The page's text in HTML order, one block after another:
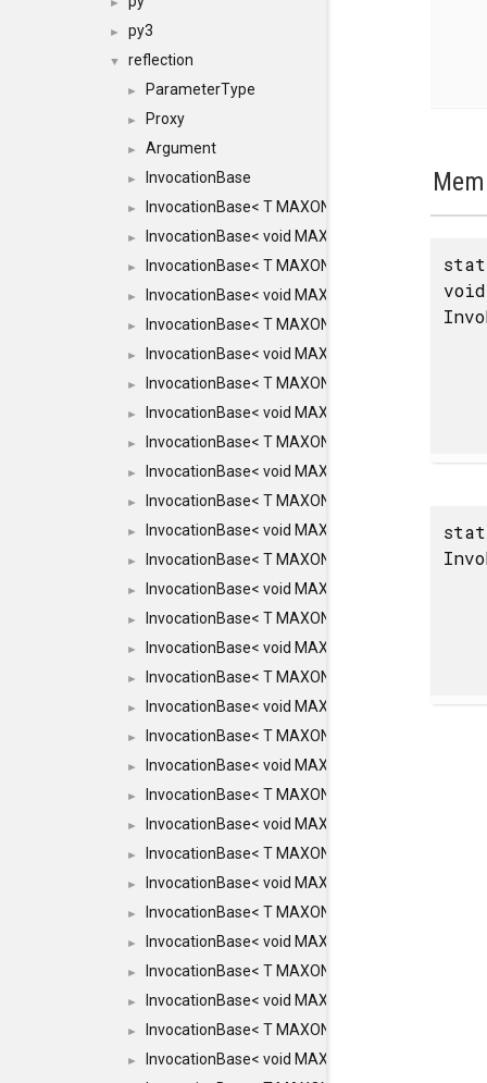
► py3
▼ reflection
► ParameterType
► Proxy
► Argument
► InvocationBase
► InvocationBase< T
► InvocationBase< void
► InvocationBase< T
► InvocationBase< void
► InvocationBase< T
► InvocationBase< void
► InvocationBase< T
► InvocationBase< void
► InvocationBase< T
► InvocationBase< void
► InvocationBase< T
► InvocationBase< void
► InvocationBase< T
► InvocationBase< void
► InvocationBase< T
► InvocationBase< void
► InvocationBase< T
► InvocationBase< void
► InvocationBase< T
► InvocationBase< void
► InvocationBase< T
► InvocationBase< void
► InvocationBase< T
► InvocationBase< void
► InvocationBase< T
► InvocationBase< void
► InvocationBase< T
► InvocationBase< void
► InvocationBase< T
►
InvocationBase< void
void